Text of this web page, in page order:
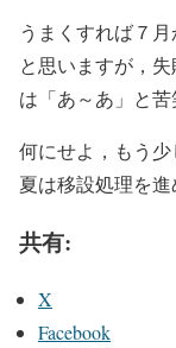
うまくすれば７
と思いますが，
は「あ～あ」と苦
何にせよ，もう
夏は移設処理を進
共有:
X
Facebook